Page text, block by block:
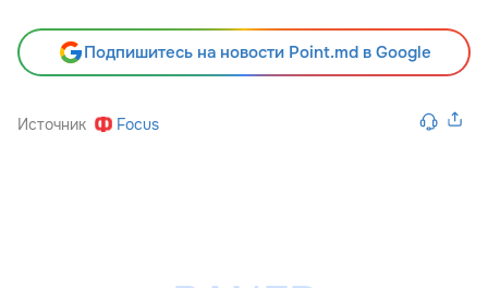
Подпишитесь на новости Point.md в Google
Источник Focus